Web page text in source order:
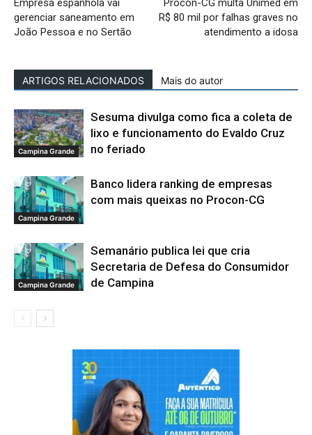
Empresa espanhola vai
gerenciar saneamento em
João Pessoa e no Sertão
Procon-CG multa Unimed em
R$ 80 mil por falhas graves no
atendimento a idosa
ARTIGOS RELACIONADOS Mais do autor
Campina Grande
Sesuma divulga como fica a coleta de
lixo e funcionamento do Evaldo Cruz
no feriado
Campina Grande
Banco lidera ranking de empresas
com mais queixas no Procon-CG
Campina Grande
Semanário publica lei que cria
Secretaria de Defesa do Consumidor
de Campina